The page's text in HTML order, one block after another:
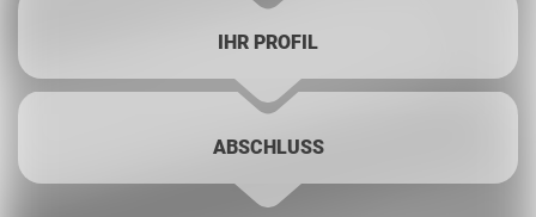
IHR PROFIL
ABSCHLUSS